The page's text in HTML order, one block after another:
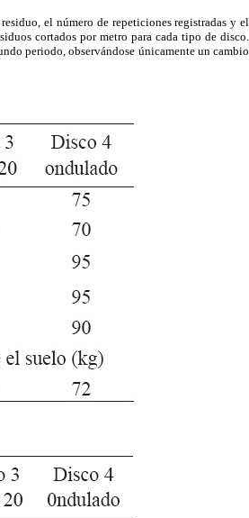
el número de repeticiones registradas y el
cortados por metro para cada tipo de disco.
periodo, observándose únicamente un cambio